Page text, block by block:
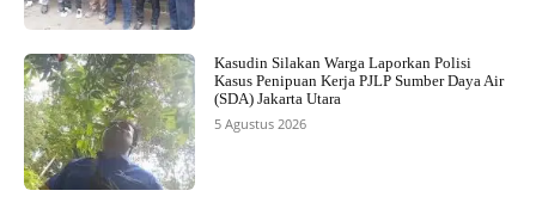
Kasudin Silakan Warga Laporkan Polisi
Kasus Penipuan Kerja PJLP Sumber Daya Air
(SDA) Jakarta Utara
5 Agustus 2026